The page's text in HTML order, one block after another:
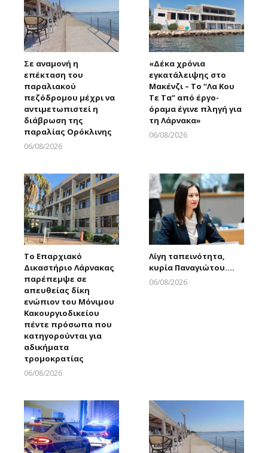
Σε αναμονή η
επέκταση του
παραλιακού
πεζόδρομου μέχρι να
αντιμετωπιστεί η
διάβρωση της
παραλίας Ορόκλινης
06/08/2026
«Δέκα χρόνια
εγκατάλειψης στο
Μακένζι – Το “Λα Κου
Τε Τα” από έργο-
όραμα έγινε πληγή για
τη Λάρνακα»
06/08/2026
Το Επαρχιακό
Δικαστήριο Λάρνακας
παρέπεμψε σε
απευθείας δίκη
ενώπιον του Μόνιμου
Κακουργιοδικείου
πέντε πρόσωπα που
κατηγορούνται για
αδικήματα
τρομοκρατίας
06/08/2026
Λίγη ταπεινότητα,
κυρία Παναγιώτου….
06/08/2026